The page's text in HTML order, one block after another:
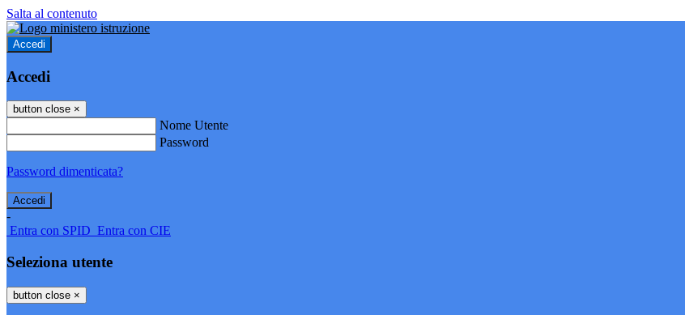
Salta al contenuto
Accedi
Accedi
button close ×
Nome Utente
Password
Password dimenticata?
-
Entra con SPID Entra con CIE
Seleziona utente
button close ×